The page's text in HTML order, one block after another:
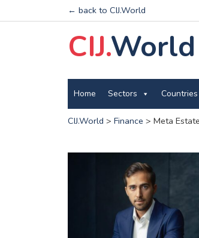
← back to CIJ.World
CIJ.World
Home Sectors Countries
CIJ.World > Finance > Meta